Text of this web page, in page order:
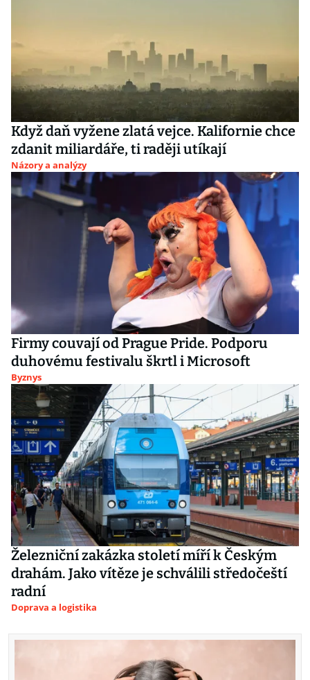
Když daň vyžene zlatá vejce. Kalifornie chce
zdanit miliardáře, ti raději utíkají
Názory a analýzy
Firmy couvají od Prague Pride. Podporu
duhovému festivalu škrtl i Microsoft
Byznys
Železniční zakázka století míří k Českým
drahám. Jako vítěze je schválili středočeští
radní
Doprava a logistika